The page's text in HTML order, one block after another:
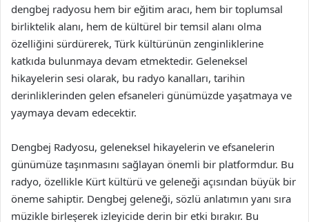
dengbej radyosu hem bir eğitim aracı, hem bir toplumsal
birliktelik alanı, hem de kültürel bir temsil alanı olma
özelliğini sürdürerek, Türk kültürünün zenginliklerine
katkıda bulunmaya devam etmektedir. Geleneksel
hikayelerin sesi olarak, bu radyo kanalları, tarihin
derinliklerinden gelen efsaneleri günümüzde yaşatmaya ve
yaymaya devam edecektir.
Dengbej Radyosu, geleneksel hikayelerin ve efsanelerin
günümüze taşınmasını sağlayan önemli bir platformdur. Bu
radyo, özellikle Kürt kültürü ve geleneği açısından büyük bir
öneme sahiptir. Dengbej geleneği, sözlü anlatımın yanı sıra
müzikle birleşerek izleyicide derin bir etki bırakır. Bu